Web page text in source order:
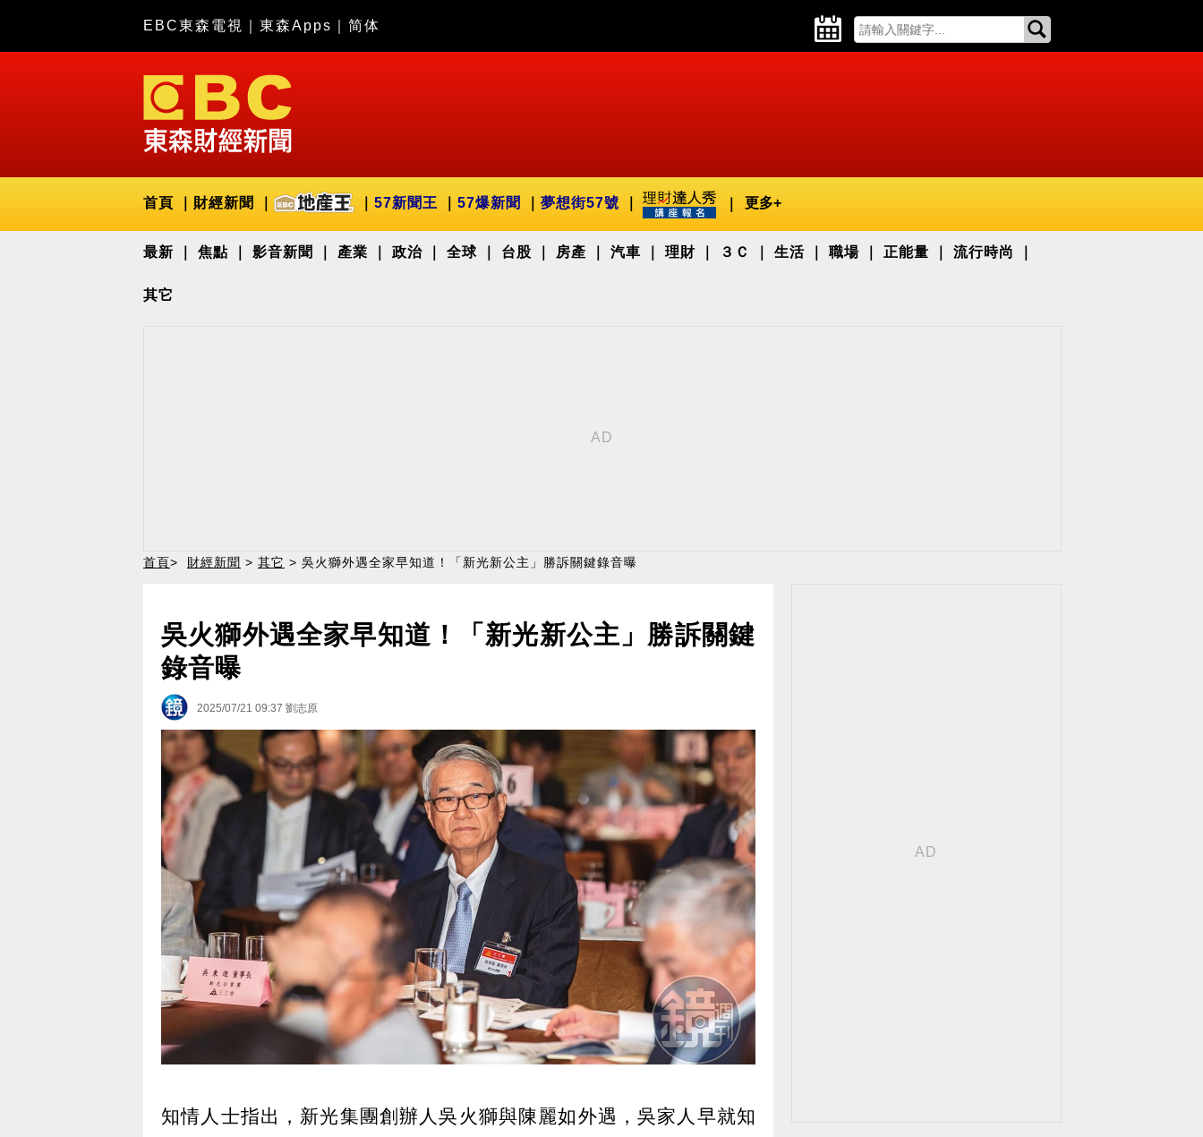
EBC東森電視 東森Apps 简体
首頁 財經新聞 57新聞王 57爆新聞 夢想街57號 更多+
最新 焦點 影音新聞 產業 政治 全球 台股 房產 汽車 理財 ３Ｃ 生活 職場 正能量 流行時尚
其它
首頁> 財經新聞 > 其它 > 吳火獅外遇全家早知道！「新光新公主」勝訴關鍵錄音曝
吳火獅外遇全家早知道！「新光新公主」勝訴關鍵
錄音曝
2025/07/21 09:37 劉志原
知情人士指出，新光集團創辦人吳火獅與陳麗如外遇，吳家人早就知